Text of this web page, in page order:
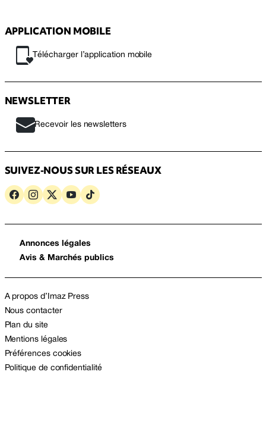
APPLICATION MOBILE
Télécharger l’application mobile
NEWSLETTER
Recevoir les newsletters
SUIVEZ-NOUS SUR LES RÉSEAUX
Annonces légales
Avis & Marchés publics
A propos d’Imaz Press
Nous contacter
Plan du site
Mentions légales
Préférences cookies
Politique de confidentialité